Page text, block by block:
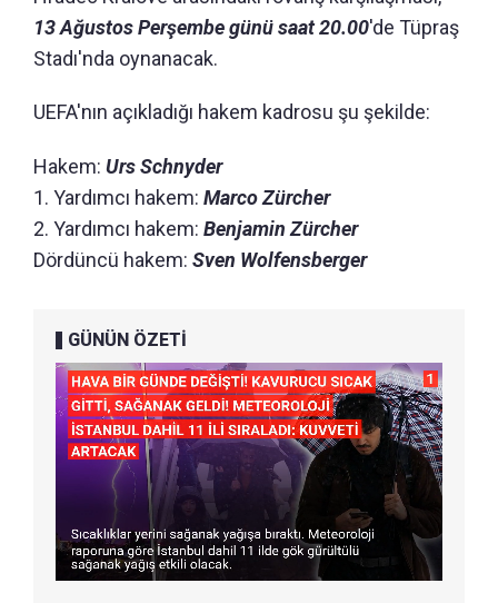
13 Ağustos Perşembe günü saat 20.00'de Tüpraş
Stadı'nda oynanacak.
UEFA'nın açıkladığı hakem kadrosu şu şekilde:
Hakem: Urs Schnyder
1. Yardımcı hakem: Marco Zürcher
2. Yardımcı hakem: Benjamin Zürcher
Dördüncü hakem: Sven Wolfensberger
GÜNÜN ÖZETİ